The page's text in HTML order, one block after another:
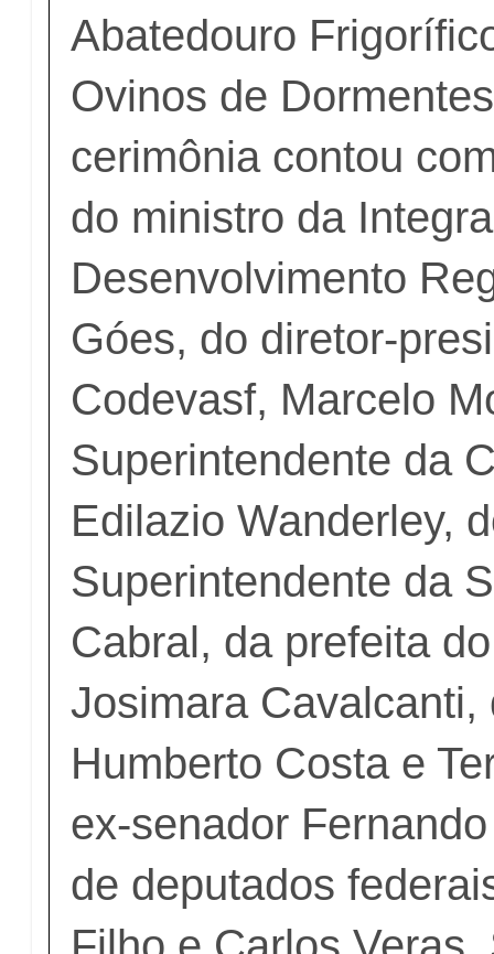
Abatedouro
Ovinos de
cerimônia contou
do ministro da
Desenvolvimento
Góes, do diretor-
Codevasf, Marcelo
Superintendente da
Edilazio Wanderley,
Superintendente da
Cabral, da prefeita
Josimara Cavalcanti,
Humberto Costa e
ex-senador
de deputados